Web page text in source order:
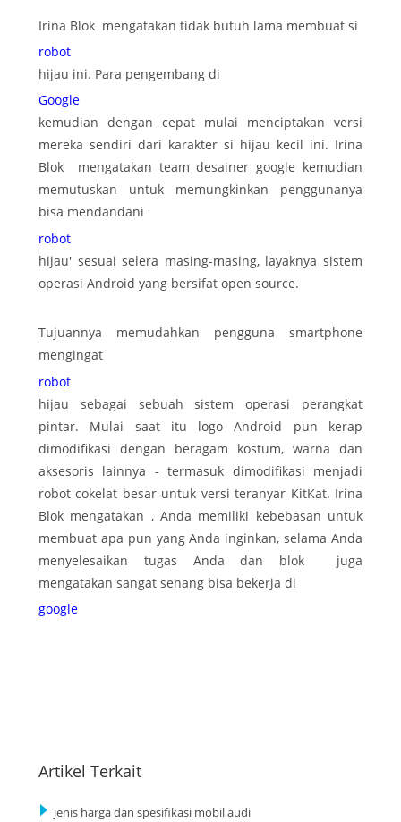
Irina Blok mengatakan tidak butuh lama membuat si
robot
hijau ini. Para pengembang di
Google
kemudian dengan cepat mulai menciptakan versi
mereka sendiri dari karakter si hijau kecil ini. Irina
Blok mengatakan team desainer google kemudian
memutuskan untuk memungkinkan penggunanya
bisa mendandani '
robot
hijau' sesuai selera masing-masing, layaknya sistem
operasi Android yang bersifat open source.
Tujuannya memudahkan pengguna smartphone
mengingat
robot
hijau sebagai sebuah sistem operasi perangkat
pintar. Mulai saat itu logo Android pun kerap
dimodifikasi dengan beragam kostum, warna dan
aksesoris lainnya - termasuk dimodifikasi menjadi
robot cokelat besar untuk versi teranyar KitKat. Irina
Blok mengatakan , Anda memiliki kebebasan untuk
membuat apa pun yang Anda inginkan, selama Anda
menyelesaikan tugas Anda dan blok juga
mengatakan sangat senang bisa bekerja di
google
Artikel Terkait
jenis harga dan spesifikasi mobil audi